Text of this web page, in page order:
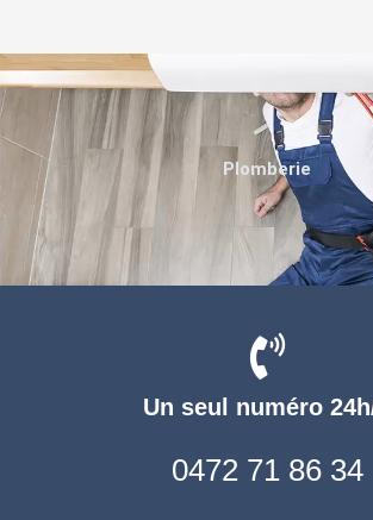
Un seul numéro
0472 71 86 34
Plomberie